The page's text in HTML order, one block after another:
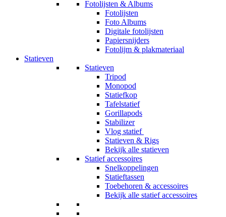
Fotolijsten & Albums
Fotolijsten
Foto Albums
Digitale fotolijsten
Papiersnijders
Fotolijm & plakmateriaal
Statieven
Statieven
Tripod
Monopod
Statiefkop
Tafelstatief
Gorillapods
Stabilizer
Vlog statief
Statieven & Rigs
Bekijk alle statieven
Statief accessoires
Snelkoppelingen
Statieftassen
Toebehoren & accessoires
Bekijk alle statief accessoires